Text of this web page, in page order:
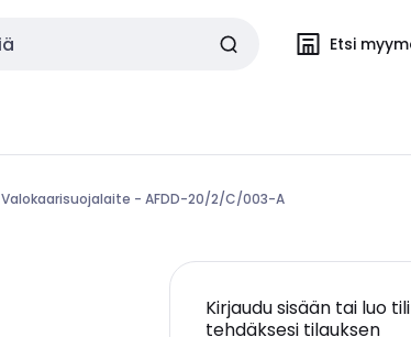
Etsi
Valokaarisuojalaite - AFDD-20/2/C/003-A
Kirjaudu sisään tai luo
tehdäksesi tilauksen